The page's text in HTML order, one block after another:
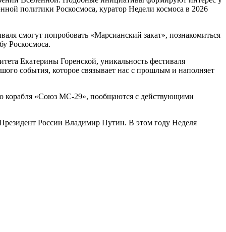
политики Роскосмоса, куратор Недели космоса в 2026
смогут попробовать «Марсианский закат», познакомиться
Роскосмоса.
Екатерины Горенской, уникальность фестиваля
события, которое связывает нас с прошлым и наполняет
корабля «Союз МС-29», пообщаются с действующими
России Владимир Путин. В этом году Неделя